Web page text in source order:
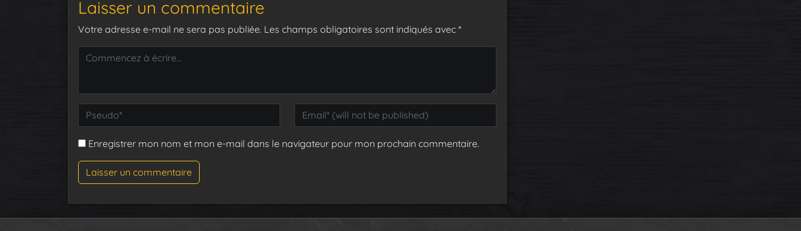
Laisser un commentaire
Votre adresse e-mail ne sera pas publiée. Les champs obligatoires sont indiqués avec *
Enregistrer mon nom et mon e-mail dans le navigateur pour mon prochain commentaire.